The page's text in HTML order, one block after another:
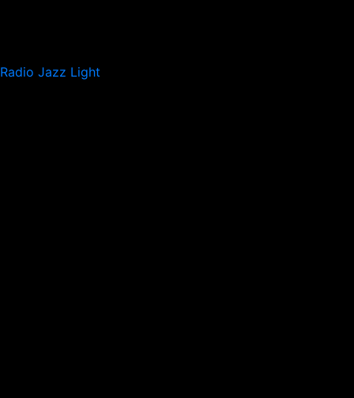
Radio Jazz Light